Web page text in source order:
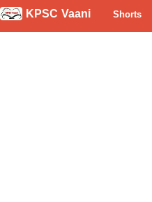
KPSC Vaani Shorts